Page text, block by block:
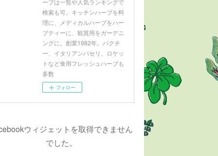
ーブは一覧や人気ランキングで
検索も可。キッチンハーブを料
理に、メディカルハーブをハー
ブティーに、観賞用をガーデニ
ングに。創業1982年。パクチ
ー、イタリアンパセリ、ロケッ
トなど食用フレッシュハーブも
多数
フォロー
ウィジェットを取得できません
でした。